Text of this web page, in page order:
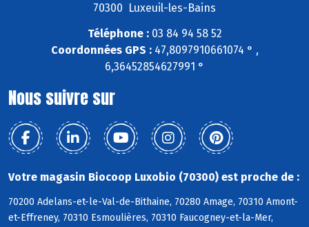
70300 Luxeuil-les-Bains
Téléphone :03 84 94 58 52
Coordonnées GPS :47,8097910661074 ° ,
6,36452854627991 °
Nous suivre sur
Votre magasin Biocoop Luxobio (70300) est proche de :
70200 Adelans-et-le-Val-de-Bithaine, 70280 Amage, 70310 Amont-
et-Effreney, 70310 Esmoulières, 70310 Faucogney-et-la-Mer,